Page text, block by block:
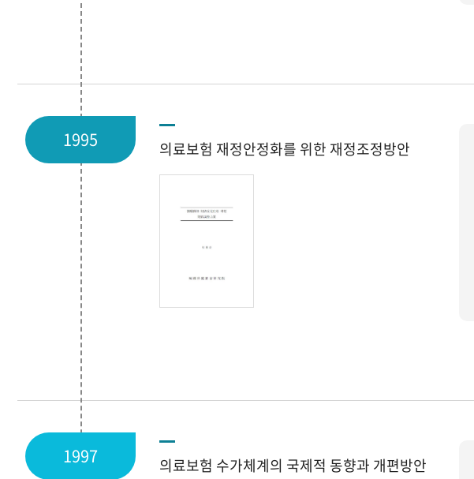
1995 의료보험 재정안정화를 위한 재정조정방안
1997 의료보험 수가체계의 국제적 동향과 개편방안